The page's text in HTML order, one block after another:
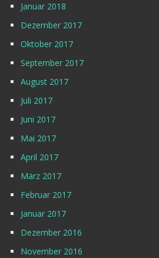
Januar 2018
Dezember 2017
Oktober 2017
September 2017
August 2017
Juli 2017
Juni 2017
Mai 2017
April 2017
März 2017
Februar 2017
Januar 2017
Dezember 2016
November 2016